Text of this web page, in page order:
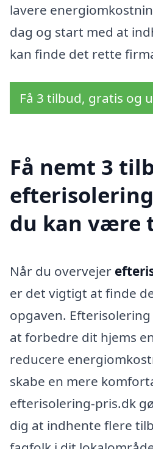
lavere
dag og start med at
kan finde det rette
Få 3 tilbud, gratis og
Få nemt 3
du kan være
Når du overvejer
er det vigtigt at finde
opgaven.
at forbedre dit hjems
reducere
skabe en mere
efterisolering-pris.dk
dig at indhente flere